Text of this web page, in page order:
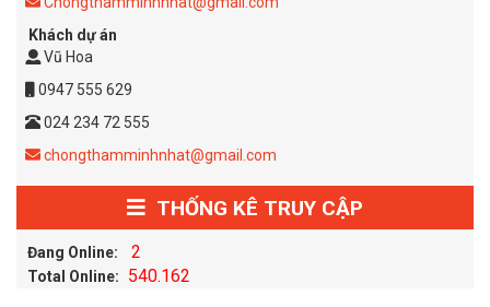
Khách dự án
Vũ Hoa
0947 555 629
024 234 72 555
chongthamminhnhat@gmail.com
THỐNG KÊ TRUY CẬP
Đang Online: 2
Total Online: 540.162